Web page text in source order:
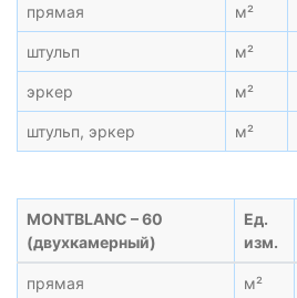
прямая м²
штульп м²
эркер м²
штульп, эркер м²
MONTBLANC – 60
(двухкамерный)
Ед.
изм.
прямая м²